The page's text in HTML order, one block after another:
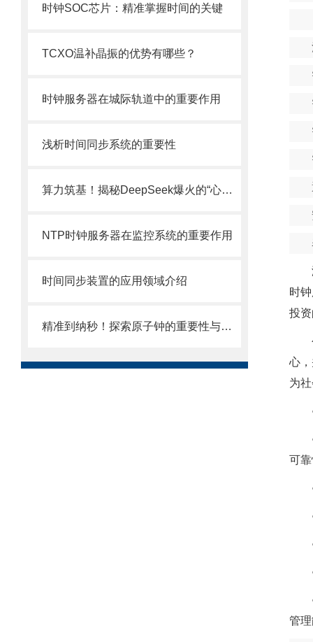
时钟SOC芯片：精准掌握时间的关键
TCXO温补晶振的优势有哪些？
时钟服务器在城际轨道中的重要作用
浅析时间同步系统的重要性
算力筑基！揭秘DeepSeek爆火的“心跳密码”——时钟同步
NTP时钟服务器在监控系统的重要作用
时间同步装置的应用领域介绍
精准到纳秒！探索原子钟的重要性与应用
时
投
心
为
可
管